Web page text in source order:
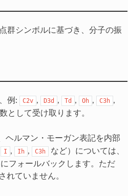
群シンボルに基づき、分子の振
例: C2v , D3d , Td , Oh , C3h ,
として受け取ります。
ヘルマン・モーガン表記を内部
I , Ih , C3h
など）については、
フォールバックします。ただ
れていません。